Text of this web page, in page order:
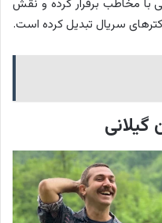
با مخاطب برقرار کرده و نقش
سریال تبدیل کرده است.